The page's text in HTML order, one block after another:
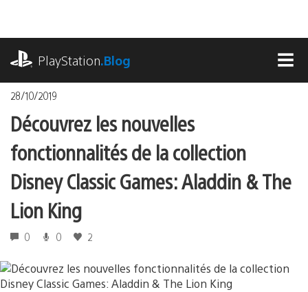
contenu
PlayStation.Blog
28/10/2019
Découvrez les nouvelles
fonctionnalités de la collection
Disney Classic Games: Aladdin & The
Lion King
0 0 2